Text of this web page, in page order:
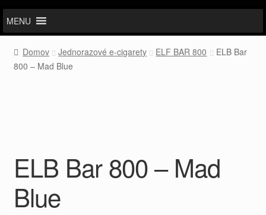
MENU
Domov Jednorazové e-cigarety ELF BAR 800
ELB Bar
800 – Mad Blue
ELB Bar 800 – Mad
Blue